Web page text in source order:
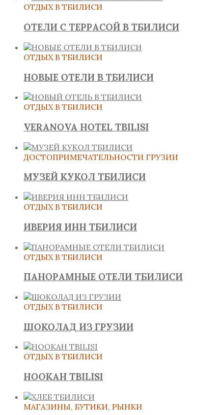
ОТДЫХ В ТБИЛИСИ
ОТЕЛИ С ТЕРРАСОЙ В ТБИЛИСИ
ОТДЫХ В ТБИЛИСИ
НОВЫЕ ОТЕЛИ В ТБИЛИСИ
ОТДЫХ В ТБИЛИСИ
VERANOVA HOTEL TBILISI
ДОСТОПРИМЕЧАТЕЛЬНОСТИ ГРУЗИИ
МУЗЕЙ КУКОЛ ТБИЛИСИ
ОТДЫХ В ТБИЛИСИ
ИВЕРИЯ ИНН ТБИЛИСИ
ОТДЫХ В ТБИЛИСИ
ПАНОРАМНЫЕ ОТЕЛИ ТБИЛИСИ
ОТДЫХ В ТБИЛИСИ
ШОКОЛАД ИЗ ГРУЗИИ
ОТДЫХ В ТБИЛИСИ
HOOKAH TBILISI
МАГАЗИНЫ, БУТИКИ, РЫНКИ